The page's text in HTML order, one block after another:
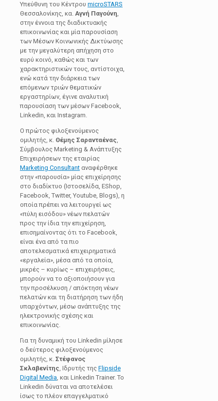
Υπεύθυνη του Κέντρου microSTARS
Θεσσαλονίκης, κα. Αγνή Παγούνη,
στην έννοια της διαδικτυακής
επικοινωνίας και μία παρουσίαση
των Μέσων Κοινωνικής Δικτύωσης
με την μεγαλύτερη απήχηση στο
ευρύ κοινό, καθώς και των
χαρακτηριστικών τους, αντίστοιχα,
ενώ κατά την διάρκεια των
επόμενων τριών θεματικών
εργαστηρίων, έγινε αναλυτική
παρουσίαση των μέσων Facebook,
Linkedin, και Instagram.
Ο πρώτος φιλοξενούμενος
ομιλητής, κ. Θέμης Σαρανταένας,
Σύμβουλος Marketing & Ανάπτυξης
Επιχειρήσεων της εταιρίας
Marketing Consultant αναφέρθηκε
στην «παρουσία» μίας επιχείρησης
στο διαδίκτυο (Ιστοσελίδα, EShop,
Facebook, Twitter, Υoutube, Blogs), η
οποία πρέπει να λειτουργεί ως
«πύλη εισόδου» νέων πελατών
προς την ίδια την επιχείρηση,
επισημαίνοντας ότι το Facebook,
είναι ένα από τα πιο
αποτελεσματικά επιχειρηματικά
«εργαλεία», μέσα από τα οποία,
μικρές – κυρίως – επιχειρήσεις,
μπορούν να το αξιοποιήσουν για
την προσέλκυση / απόκτηση νέων
πελατών και τη διατήρηση των ήδη
υπαρχόντων, μέσω ανάπτυξης της
ηλεκτρονικής σχέσης και
επικοινωνίας.
Για τη δυναμική του Linkedin μίλησε
ο δεύτερος φιλοξενούμενος
ομιλητής, κ. Στέφανος
Σκλαβενίτης, Ιδρυτής της Flipside
Digital Media, και Linkedin Trainer. Το
Linkedin δύναται να αποτελέσει
ίσως το πλέον επαγγελματικό